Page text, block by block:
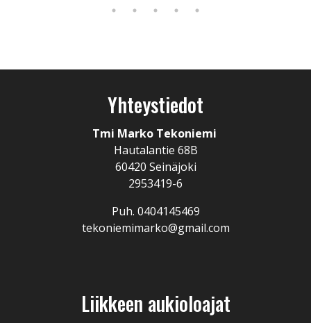
Yhteystiedot
Tmi Marko Tekoniemi
Hautalantie 68B
60420 Seinäjoki
2953419-6
Puh. 0404145469
tekoniemimarko@gmail.com
Liikkeen aukioloajat